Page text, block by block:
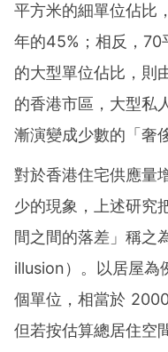
平方米的細單位佔比
年的45%；相反，70
的大型單位佔比，則
的香港市區，大型私
漸演變成少數的「奢
對於香港住宅供應量
少的現象，上述研究
間之間的落差」稱之
illusion）。以居屋為
個單位，相當於
但若按估算總居住空